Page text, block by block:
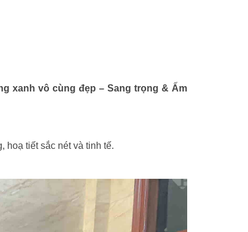
xanh vô cùng đẹp – Sang trọng & Ấm
hoạ tiết sắc nét và tinh tế.